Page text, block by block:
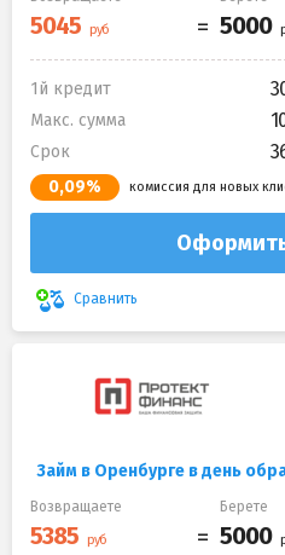
1й кредит
Макс. сумма
Срок
0,09% комиссия для новых
Сравнить
Займ в Оренбурге в день
Возвращаете Берете